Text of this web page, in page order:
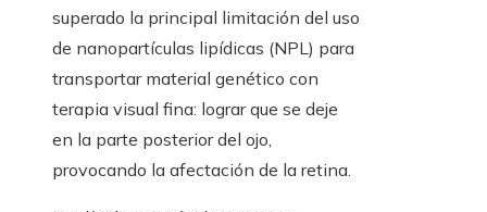
superado la principal limitación del uso
de nanopartículas lipídicas (NPL) para
transportar material genético con
terapia visual fina: lograr que se deje
en la parte posterior del ojo,
provocando la afectación de la retina.